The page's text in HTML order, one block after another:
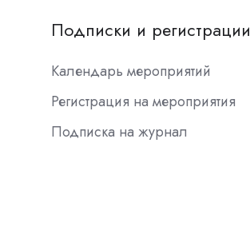
Подписки и регистрации
Календарь мероприятий
Регистрация на мероприятия
Подписка на журнал